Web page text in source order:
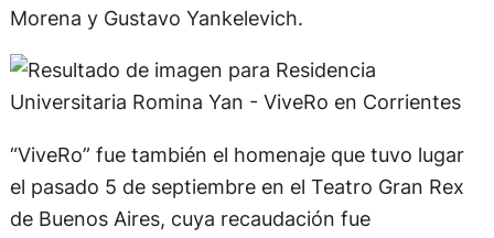
Morena y Gustavo Yankelevich.
“ViveRo” fue también el homenaje que tuvo lugar
el pasado 5 de septiembre en el Teatro Gran Rex
de Buenos Aires, cuya recaudación fue